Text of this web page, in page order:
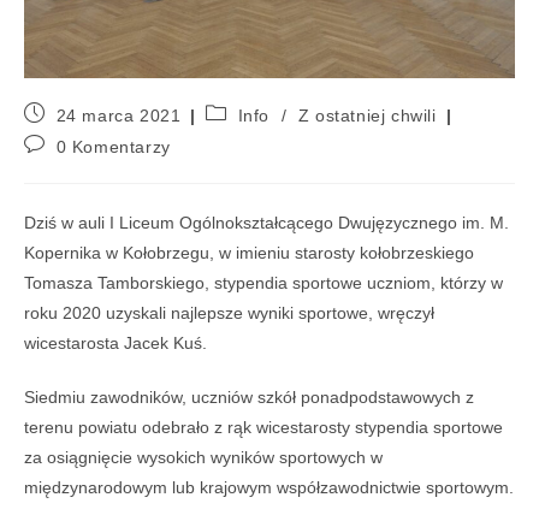
24 marca 2021 Info /
Z ostatniej chwili
0 Komentarzy
Dziś w auli I Liceum Ogólnokształcącego Dwujęzycznego im. M.
Kopernika w Kołobrzegu, w imieniu starosty kołobrzeskiego
Tomasza Tamborskiego, stypendia sportowe uczniom, którzy w
roku 2020 uzyskali najlepsze wyniki sportowe, wręczył
wicestarosta Jacek Kuś.
Siedmiu zawodników, uczniów szkół ponadpodstawowych z
terenu powiatu odebrało z rąk wicestarosty stypendia sportowe
za osiągnięcie wysokich wyników sportowych w
międzynarodowym lub krajowym współzawodnictwie sportowym.